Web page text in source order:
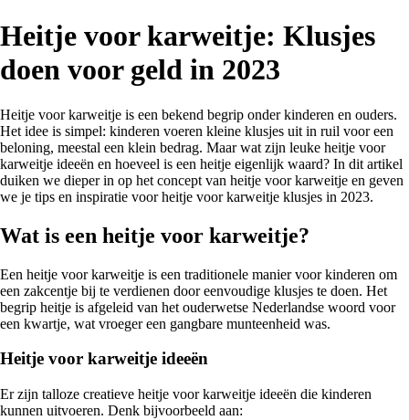
Heitje voor karweitje: Klusjes
doen voor geld in 2023
Heitje voor karweitje is een bekend begrip onder kinderen en ouders.
Het idee is simpel: kinderen voeren kleine klusjes uit in ruil voor een
beloning, meestal een klein bedrag. Maar wat zijn leuke heitje voor
karweitje ideeën en hoeveel is een heitje eigenlijk waard? In dit artikel
duiken we dieper in op het concept van heitje voor karweitje en geven
we je tips en inspiratie voor heitje voor karweitje klusjes in 2023.
Wat is een heitje voor karweitje?
Een heitje voor karweitje is een traditionele manier voor kinderen om
een zakcentje bij te verdienen door eenvoudige klusjes te doen. Het
begrip heitje is afgeleid van het ouderwetse Nederlandse woord voor
een kwartje, wat vroeger een gangbare munteenheid was.
Heitje voor karweitje ideeën
Er zijn talloze creatieve heitje voor karweitje ideeën die kinderen
kunnen uitvoeren. Denk bijvoorbeeld aan: